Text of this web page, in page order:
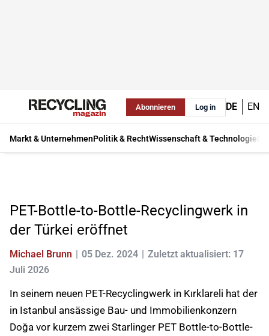
Abonnieren Log in DE EN
Markt & UnternehmenPolitik & RechtWissenschaft & Technologie
PET-Bottle-to-Bottle-Recyclingwerk in
der Türkei eröffnet
Michael Brunn 05 Dez. 2024
Zuletzt aktualisiert: 17
Juli 2026
In seinem neuen PET-Recyclingwerk in Kırklareli hat der
in Istanbul ansässige Bau- und Immobilienkonzern
Doğa vor kurzem zwei Starlinger PET Bottle-to-Bottle-